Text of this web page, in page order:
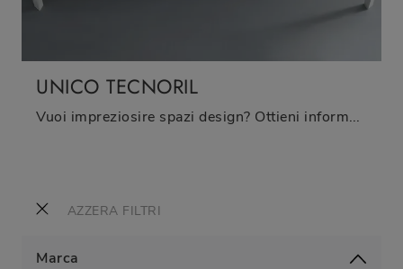
AZZERA FILTRI
Marca
UNICO TECNORIL
Vuoi impreziosire spazi design? Ottieni informazioni sui tavoli design fissi: il modello da pranzo Unico Tecnoril ti attende.